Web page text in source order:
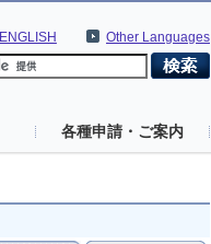
Other Languages
ENGLISH
各種申請・ご案内